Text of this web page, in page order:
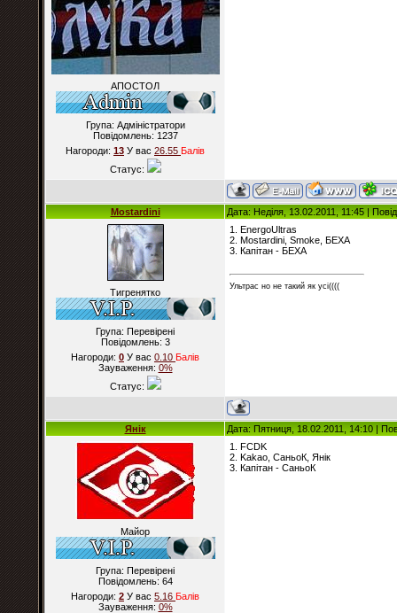
АПОСТОЛ
Група: Адміністратори
Повідомлень: 1237
Нагороди: 13 У вас 26.55 Балiв
Статус:
Mostardini Дата: Неділя, 13.02.2011, 11:45 |
Тигренятко
Група: Перевірені
Повідомлень: 3
Нагороди: 0 У вас 0.10 Балiв
Зауваження: 0%
Статус:
1. EnergoUltras
2. Mostardini, Smoke, БЕХА
3. Капітан - БЕХА
Ультрас но не такий як усі((((
Янік Дата: Пятниця, 18.02.2011, 14:10 |
Майор
Група: Перевірені
Повідомлень: 64
Нагороди: 2 У вас 5.16 Балiв
Зауваження: 0%
1. FCDK
2. Kakao, СаньоК, Янік
3. Капітан - СаньоК